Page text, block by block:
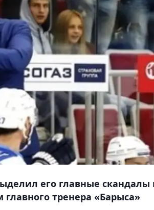
его главные скандалы
тренера «Барыса»